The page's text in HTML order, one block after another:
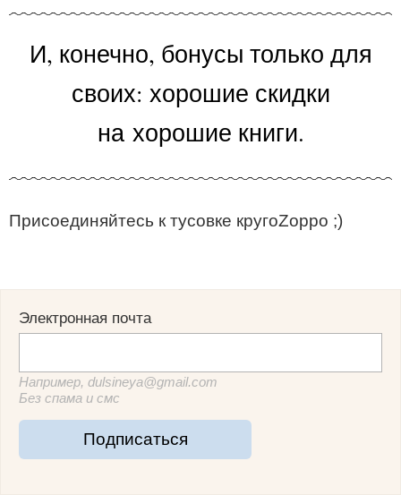
И, конечно, бонусы только для
своих: хорошие скидки
на хорошие книги.
Присоединяйтесь к тусовке кругоZорро ;)
Электронная почта
Например, dulsineya@gmail.com
Без спама и смс
Подписаться